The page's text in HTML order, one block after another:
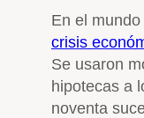
En el
crisis
Se usaron
hipotecas a
noventa